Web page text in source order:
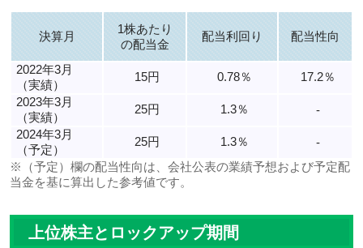
決算月
1株あたり
の配当金
配当利回り 配当性向
2022年3月
（実績）
15円 0.78％
17.2％
2023年3月
（実績）
25円 1.3％
-
2024年3月
（予定）
25円 1.3％
-
※（予定）欄の配当性向は、会社公表の業績予想および予定配
当金を基に算出した参考値です。
上位株主とロックアップ期間